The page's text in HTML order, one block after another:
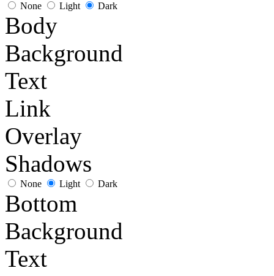
None Light Dark
Body
Background
Text
Link
Overlay
Shadows
None Light Dark
Bottom
Background
Text